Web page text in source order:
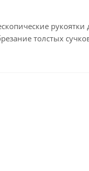
толстых